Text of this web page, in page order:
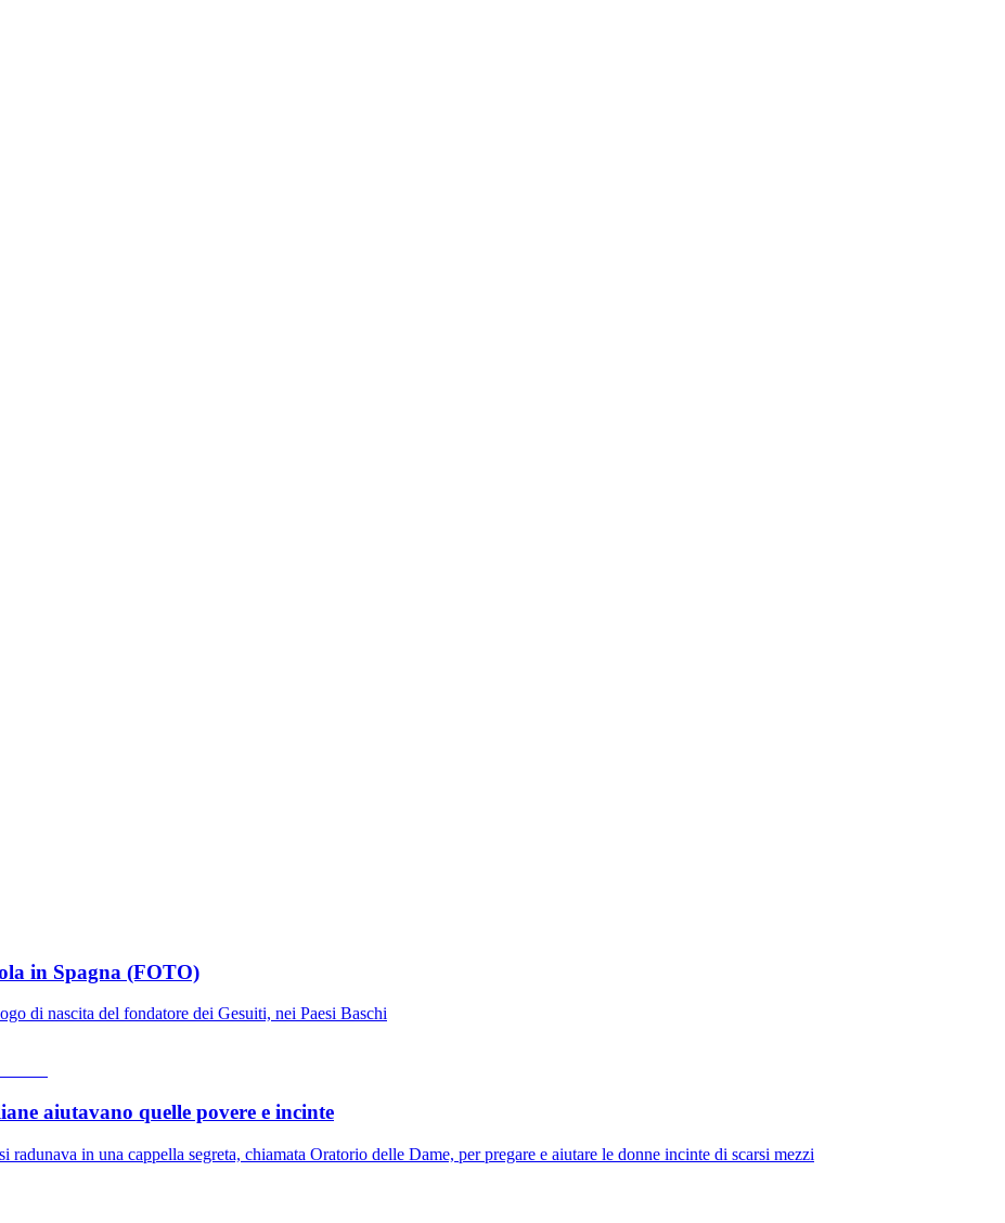
in Spagna (FOTO)
di nascita del fondatore dei Gesuiti, nei Paesi Baschi
aiutavano quelle povere e incinte
in una cappella segreta, chiamata Oratorio delle Dame, per pregare e aiutare le donne incinte di scarsi mezzi